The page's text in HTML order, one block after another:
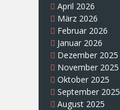
April 2026
März 2026
Februar 2026
Januar 2026
Dezember 2025
November 2025
Oktober 2025
September 2025
August 2025